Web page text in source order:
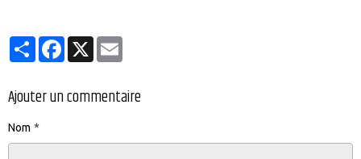
PartagerFacebook
X
Ajouter un commentaire
Nom